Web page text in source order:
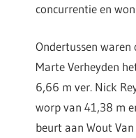
concurrentie en
Ondertussen
Marte Verheyden
6,66 m ver. Nick
worp van 41,38 m
beurt aan Wout